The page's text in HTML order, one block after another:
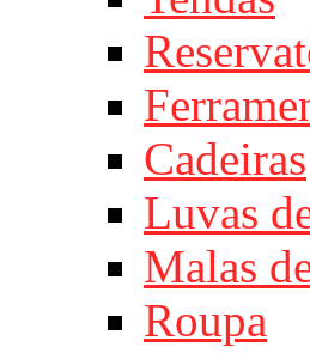
Cadeiras
Luvas
Malas
Roupa